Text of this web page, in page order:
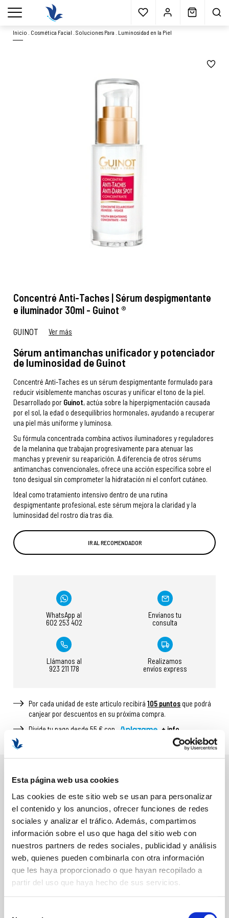
Esta página web usa cookies
Las cookies de este sitio web se usan para personalizar
el contenido y los anuncios, ofrecer funciones de redes
sociales y analizar el tráfico. Además, compartimos
información sobre el uso que haga del sitio web con
nuestros partners de redes sociales, publicidad y análisis
web, quienes pueden combinarla con otra información
que les haya proporcionado o que hayan recopilado a
partir del uso que haya hecho de sus servicios.
Envío gratisa partir 40€* Muestras gratis Blog
menu
Inicio Cosmética Facial .Soluciones Para Luminosidad en la Piel
Concentré Anti-Taches | Sérum despigmentante
e iluminador 30ml - Guinot ®
GUINOT Ver más
Sérum antimanchas unificador y potenciador
de luminosidad de Guinot
Concentré Anti-Taches es un sérum despigmentante formulado para
reducir visiblemente manchas oscuras y unificar el tono de la piel.
Desarrollado por Guinot, actúa sobre la hiperpigmentación causada
por el sol, la edad o desequilibrios hormonales, ayudando a recuperar
una piel más uniforme y luminosa.
Su fórmula concentrada combina activos iluminadores y reguladores
de la melanina que trabajan progresivamente para atenuar las
manchas y prevenir su reaparición. A diferencia de otros sérums
antimanchas convencionales, ofrece una acción específica sobre el
tono desigual sin comprometer la hidratación ni el confort cutáneo.
Ideal como tratamiento intensivo dentro de una rutina
despigmentante profesional, este sérum mejora la claridad y la
luminosidad del rostro día tras día.
IR AL RECOMENDADOR
WhatsApp al
602 253 402
Envíanos tu
consulta
Llámanos al
923 211 178
Realizamos
envíos express
Por cada unidad de este articulo recibirá105 puntos que podrá
canjear por descuentos en su próxima compra.
Divide tu pago desde 55 € con
+ info
DESCRIPCIÓN
BENEFICIOS Y PROPIEDADES
Reduce la apariencia de manchas oscuras
Unifica el tono de la piel
Aporta luminosidad visible
Ayuda a prevenir la hiperpigmentación
Textura ligera y de rápida absorción
Apto para uso diario